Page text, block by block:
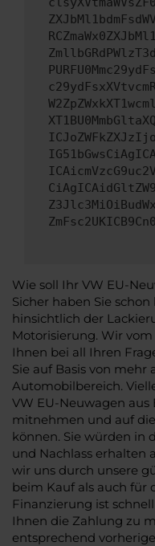
Wie soll Ihr VW EU-
Sicher haben Sie
hinsichtlich der
Motorisierung. Wir
Ihnen bei all Ihren
Sie auf Basis von
Automobilbereich.
VW EU-Neuwagen aus
mitnehmen und auf
können. Sie würden in
und Nachlass erhalten
wir uns durch unsere
beim Kauf als auch für
Finanzierung ist
Ihnen die Zahlung zu
entsprechend